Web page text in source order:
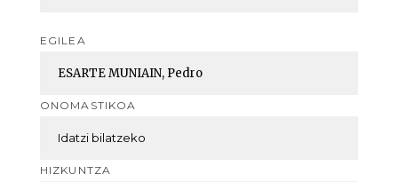
EGILEA
ONOMASTIKOA
HIZKUNTZA